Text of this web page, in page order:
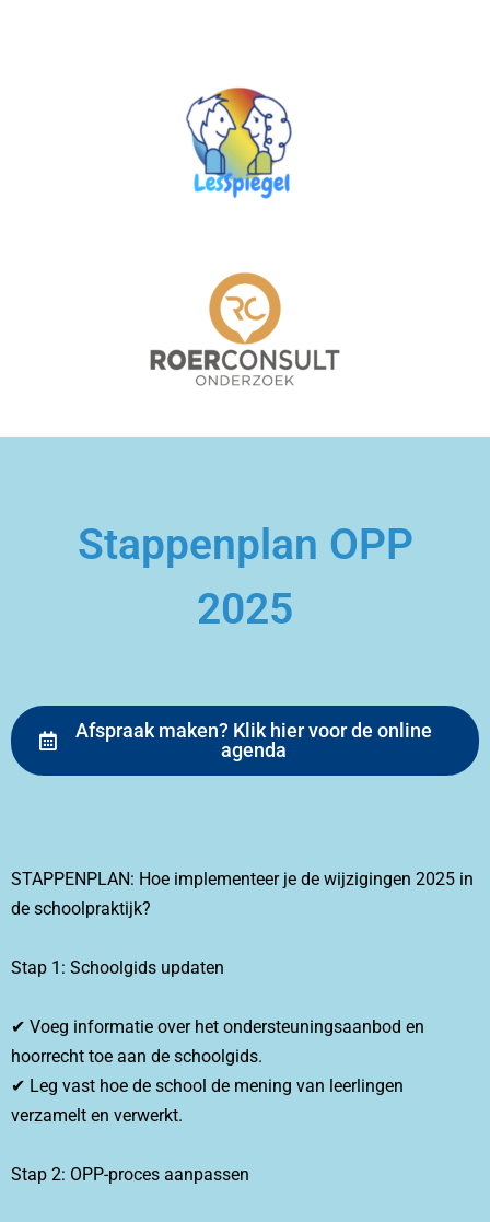
Stappenplan OPP
2025
Afspraak maken? Klik hier voor de online
agenda
STAPPENPLAN: Hoe implementeer je de wijzigingen 2025 in
de schoolpraktijk?
Stap 1: Schoolgids updaten
✔ Voeg informatie over het ondersteuningsaanbod en
hoorrecht toe aan de schoolgids.
✔ Leg vast hoe de school de mening van leerlingen
verzamelt en verwerkt.
Stap 2: OPP-proces aanpassen